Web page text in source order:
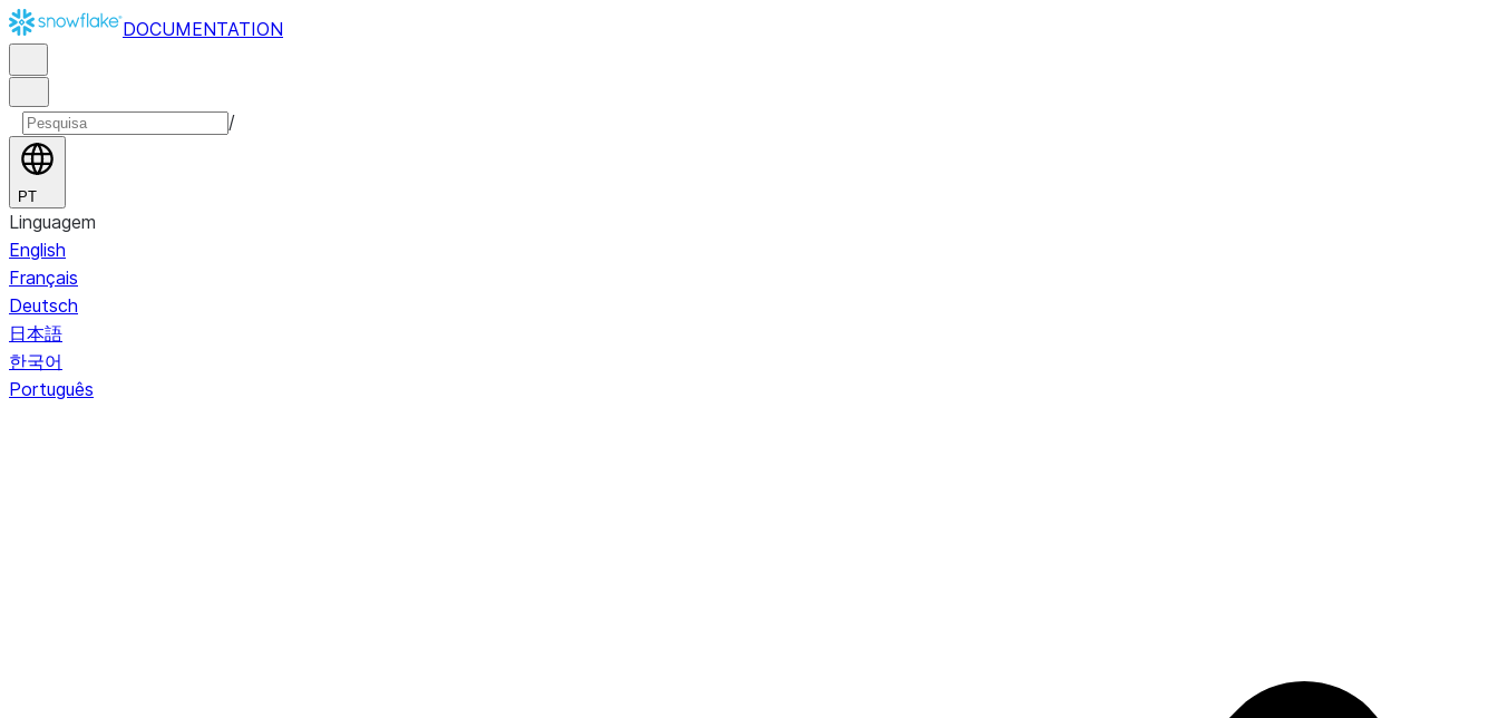
DOCUMENTATION
/
PT
Linguagem
English
Français
Deutsch
日本語
한국어
Português